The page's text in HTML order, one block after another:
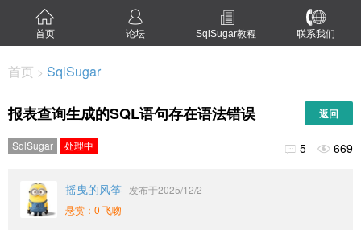
首页 论坛 SqlSugar教程 联系我们
首页 > SqlSugar
报表查询生成的SQL语句存在语法错误 返回
SqlSugar 处理中  5  669
摇曳的风筝 发布于2025/12/2
悬赏：0 飞吻